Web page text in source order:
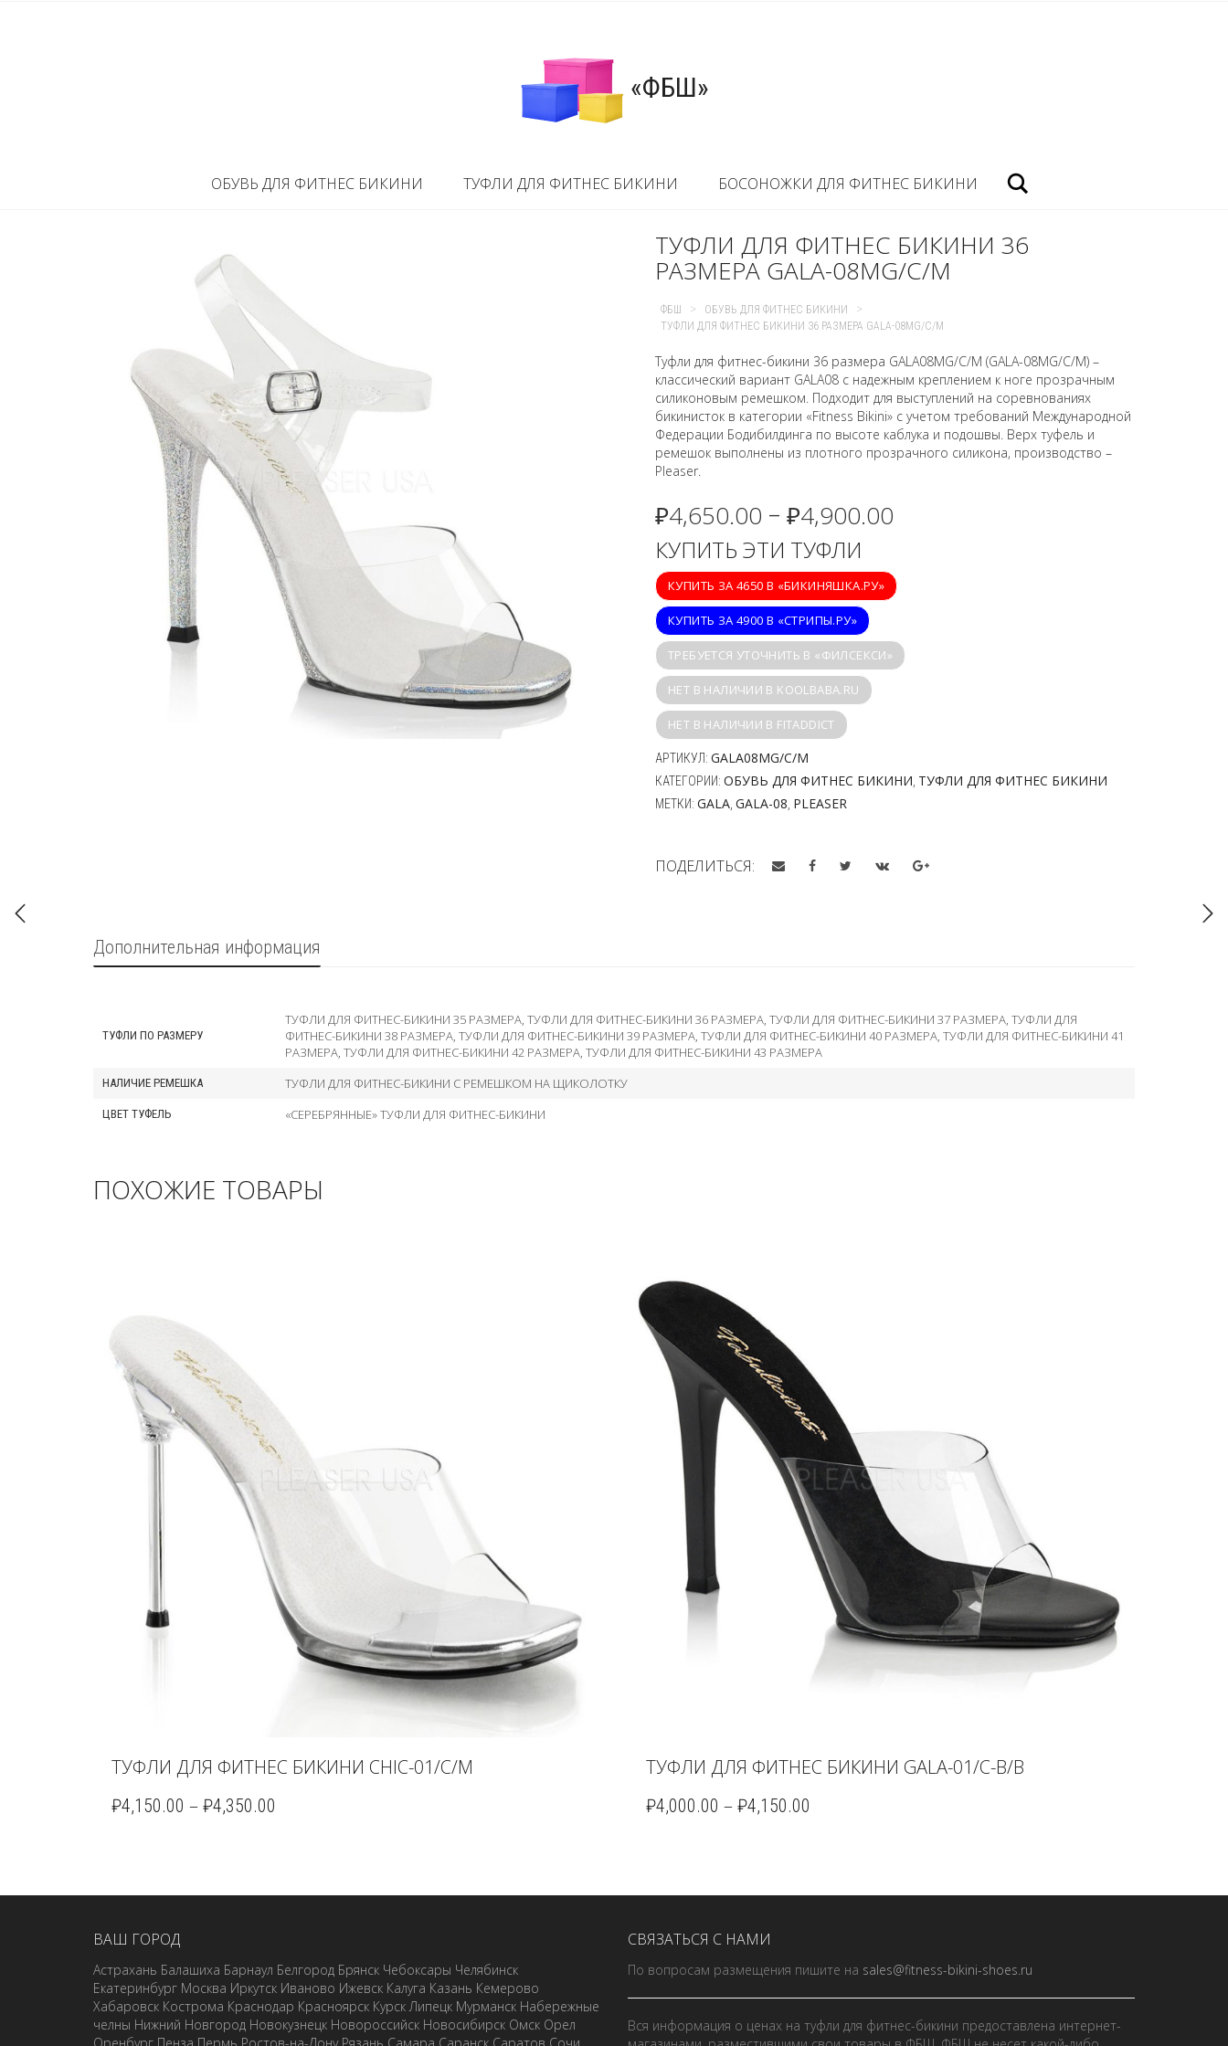
«ФБШ»
ОБУВЬ ДЛЯ ФИТНЕС БИКИНИ ТУФЛИ ДЛЯ ФИТНЕС БИКИНИ БОСОНОЖКИ ДЛЯ ФИТНЕС БИКИНИ
ТУФЛИ ДЛЯ ФИТНЕС БИКИНИ 36
РАЗМЕРА GALA-08MG/C/M
ФБШ > ОБУВЬ ДЛЯ ФИТНЕС БИКИНИ >
ТУФЛИ ДЛЯ ФИТНЕС БИКИНИ 36 РАЗМЕРА GALA-08MG/C/M
Туфли для фитнес-бикини 36 размера GALA08MG/C/M (GALA-08MG/C/M) –
классический вариант GALA08 с надежным креплением к ноге прозрачным
силиконовым ремешком. Подходит для выступлений на соревнованиях
бикинисток в категории «Fitness Bikini» с учетом требований Международной
Федерации Бодибилдинга по высоте каблука и подошвы. Верх туфель и
ремешок выполнены из плотного прозрачного силикона, производство –
Pleaser.
₽4,650.00 – ₽4,900.00
КУПИТЬ ЭТИ ТУФЛИ
КУПИТЬ ЗА 4650 В «БИКИНЯШКА.РУ»
КУПИТЬ ЗА 4900 В «СТРИПЫ.РУ»
ТРЕБУЕТСЯ УТОЧНИТЬ В «ФИЛСЕКСИ»
НЕТ В НАЛИЧИИ В KOOLBABA.RU
НЕТ В НАЛИЧИИ В FITADDICT
АРТИКУЛ: GALA08MG/C/M
КАТЕГОРИИ: ОБУВЬ ДЛЯ ФИТНЕС БИКИНИ ТУФЛИ ДЛЯ ФИТНЕС БИКИНИ
МЕТКИ: GALA GALA-08 PLEASER
ПОДЕЛИТЬСЯ:
Дополнительная информация
ТУФЛИ ПО РАЗМЕРУ
ТУФЛИ ДЛЯ ФИТНЕС-БИКИНИ 35 РАЗМЕРА, ТУФЛИ ДЛЯ ФИТНЕС-БИКИНИ 36 РАЗМЕРА, ТУФЛИ ДЛЯ ФИТНЕС-БИКИНИ 37 РАЗМЕРА, ТУФЛИ ДЛЯ
ФИТНЕС-БИКИНИ 38 РАЗМЕРА, ТУФЛИ ДЛЯ ФИТНЕС-БИКИНИ 39 РАЗМЕРА, ТУФЛИ ДЛЯ ФИТНЕС-БИКИНИ 40 РАЗМЕРА, ТУФЛИ ДЛЯ ФИТНЕС-БИКИНИ 41
РАЗМЕРА, ТУФЛИ ДЛЯ ФИТНЕС-БИКИНИ 42 РАЗМЕРА, ТУФЛИ ДЛЯ ФИТНЕС-БИКИНИ 43 РАЗМЕРА
НАЛИЧИЕ РЕМЕШКА ТУФЛИ ДЛЯ ФИТНЕС-БИКИНИ С РЕМЕШКОМ НА ЩИКОЛОТКУ
ЦВЕТ ТУФЕЛЬ «СЕРЕБРЯННЫЕ» ТУФЛИ ДЛЯ ФИТНЕС-БИКИНИ
ПОХОЖИЕ ТОВАРЫ
ТУФЛИ ДЛЯ ФИТНЕС БИКИНИ CHIC-01/C/M
₽4,150.00 – ₽4,350.00
ТУФЛИ ДЛЯ ФИТНЕС БИКИНИ GALA-01/C-B/B
₽4,000.00 – ₽4,150.00
ВАШ ГОРОД
Астрахань Балашиха Барнаул Белгород Брянск Чебоксары Челябинск
Екатеринбург Москва Иркутск Иваново Ижевск Калуга Казань Кемерово
Хабаровск Кострома Краснодар Красноярск Курск Липецк Мурманск Набережные
челны Нижний Новгород Новокузнецк Новороссийск Новосибирск Омск Орел
СВЯЗАТЬСЯ С НАМИ
По вопросам размещения пишите на sales@fitness-bikini-shoes.ru
Вся информация о ценах на туфли для фитнес-бикини предоставлена интернет-